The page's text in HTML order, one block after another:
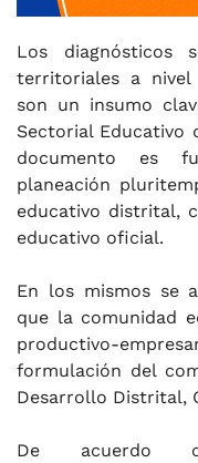
Los diagnósticos
territoriales a nivel
son un insumo
Sectorial Educativo
documento es
planeación
educativo distrital,
educativo oficial.
En los mismos se
que la comunidad
productivo-
formulación del
Desarrollo Distrital,
De acuerdo